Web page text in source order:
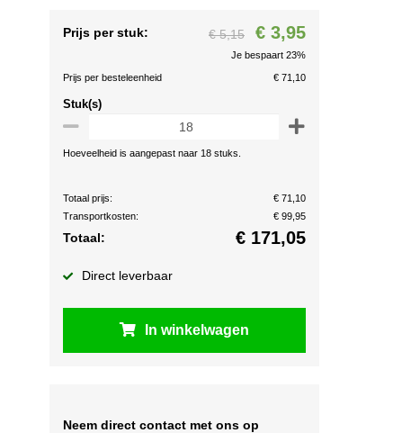
Prijs per stuk: € 5,15 € 3,95
Je bespaart 23%
Prijs per besteleenheid € 71,10
Stuk(s)
Hoeveelheid is aangepast naar 18 stuks.
Totaal prijs:
€ 71,10
Transportkosten:
€ 99,95
Totaal: € 171,05
Direct leverbaar
In winkelwagen
Neem direct contact met ons op